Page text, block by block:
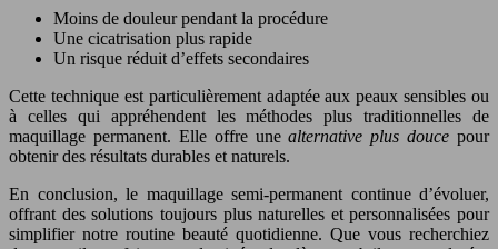
Moins de douleur pendant la procédure
Une cicatrisation plus rapide
Un risque réduit d’effets secondaires
Cette technique est particulièrement adaptée aux peaux sensibles ou
à celles qui appréhendent les méthodes plus traditionnelles de
maquillage permanent. Elle offre unealternative plus douce pour
obtenir des résultats durables et naturels.
En conclusion, le maquillage semi-permanent continue d’évoluer,
offrant des solutions toujours plus naturelles et personnalisées pour
simplifier notre routine beauté quotidienne. Que vous recherchiez